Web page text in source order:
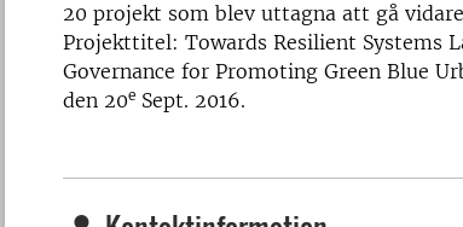
20 projekt som blev uttagna att gå
Projekttitel: Towards Resilient Systems
Governance for Promoting Green Blue
den 20e Sept. 2016.